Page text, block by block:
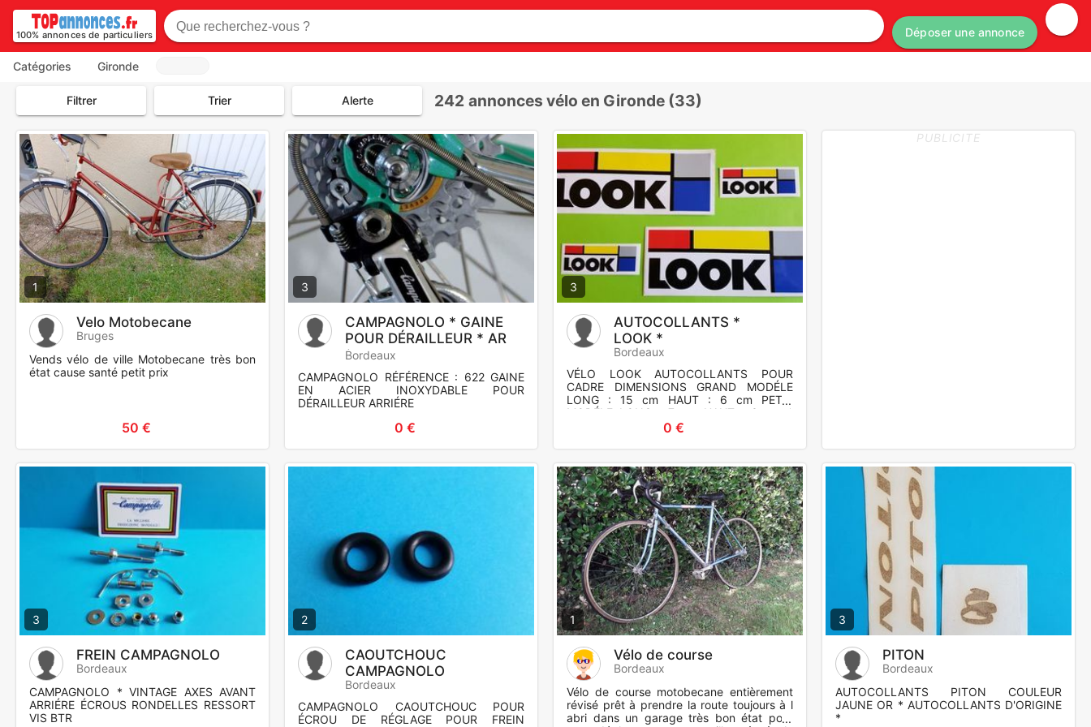
100% annonces de particuliers Déposer une annonce
Catégories Gironde
Filtrer Trier Alerte 242 annonces vélo en Gironde (33)
1
Velo Motobecane
Bruges
Vends vélo de ville Motobecane très bon
état cause santé petit prix
50 €
3
CAMPAGNOLO * GAINE
POUR DÉRAILLEUR * AR
*
Bordeaux
CAMPAGNOLO RÉFÉRENCE : 622 GAINE
EN ACIER INOXYDABLE POUR
DÉRAILLEUR ARRIÉRE
0 €
3
AUTOCOLLANTS *
LOOK *
Bordeaux
VÉLO LOOK AUTOCOLLANTS POUR
CADRE DIMENSIONS GRAND MODÉLE
LONG : 15 cm HAUT : 6 cm PETIT
MODÉLE LONG : 7 cm HAUT : 3 cm *
AUTOCOLLANTS D'ORIGINE *
0 €
PUBLICITE
3
FREIN CAMPAGNOLO
Bordeaux
CAMPAGNOLO * VINTAGE AXES AVANT
ARRIÉRE ÉCROUS RONDELLES RESSORT
VIS BTR
2
CAOUTCHOUC
CAMPAGNOLO
Bordeaux
CAMPAGNOLO CAOUTCHOUC POUR
ÉCROU DE RÉGLAGE POUR FREIN
1
Vélo de course
Bordeaux
Vélo de course motobecane entièrement
révisé prêt à prendre la route toujours à l
abri dans un garage très bon état pour
3
PITON
Bordeaux
AUTOCOLLANTS PITON COULEUR
JAUNE OR * AUTOCOLLANTS D'ORIGINE
*